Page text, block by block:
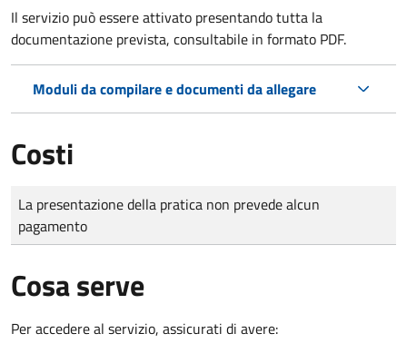
Il servizio può essere attivato presentando tutta la
documentazione prevista, consultabile in formato PDF.
Moduli da compilare e documenti da allegare
Costi
Tipo di pagamento
Importo
La presentazione della pratica non prevede alcun
pagamento
Cosa serve
Per accedere al servizio, assicurati di avere: